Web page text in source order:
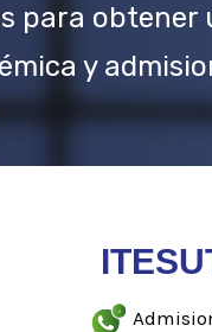
para obtener
y